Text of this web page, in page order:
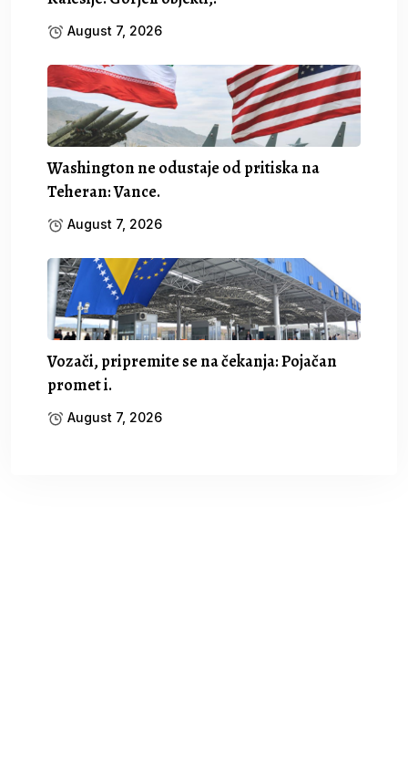
August 7, 2026
Washington ne odustaje od pritiska na
Teheran: Vance.
August 7, 2026
Vozači, pripremite se na čekanja: Pojačan
promet i.
August 7, 2026